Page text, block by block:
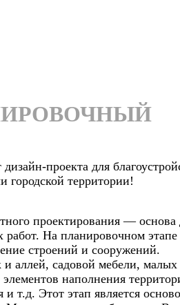
проекта для
городской территории!
проектирования — основа
На планировочном этапе
строений и сооружений.
аллей, садовой мебели, малых
наполнения
т.д. Этот этап является